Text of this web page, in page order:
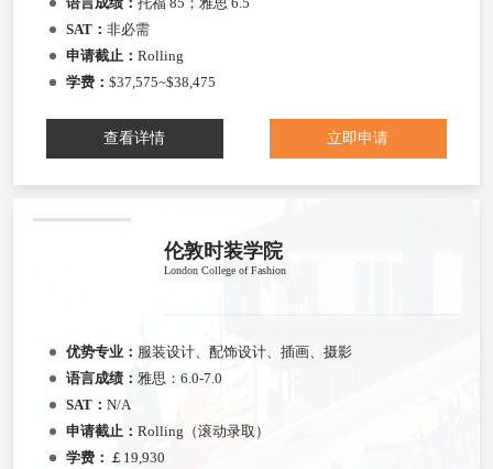
SAT： 非必需
申请截止： Rolling
学费： $37,575~$38,475
查看详情 立即申请
伦敦时装学院
London College of Fashion
优势专业： 服装设计、配饰设计、插画、摄影
语言成绩： 雅思：6.0-7.0
SAT： N/A
申请截止： Rolling（滚动录取）
学费： ￡19,930